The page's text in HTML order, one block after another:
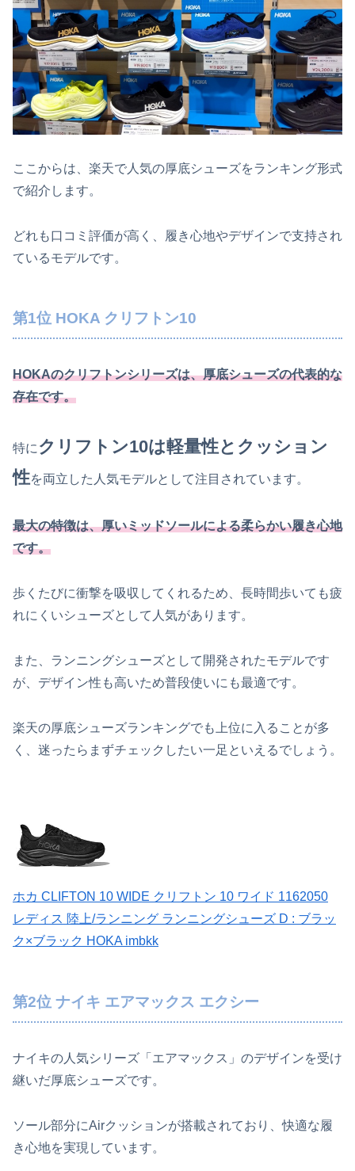
ここからは、楽天で人気の厚底シューズをランキング形式
で紹介します。
どれも口コミ評価が高く、履き心地やデザインで支持され
ているモデルです。
第1位 HOKA クリフトン10
HOKAのクリフトンシリーズは、厚底シューズの代表的な
存在です。
特に クリフトン10は軽量性とクッション
性を両立した人気モデルとして注目されています。
最大の特徴は、厚いミッドソールによる柔らかい履き心地
です。
歩くたびに衝撃を吸収してくれるため、長時間歩いても疲
れにくいシューズとして人気があります。
また、ランニングシューズとして開発されたモデルです
が、デザイン性も高いため普段使いにも最適です。
楽天の厚底シューズランキングでも上位に入ることが多
く、迷ったらまずチェックしたい一足といえるでしょう。
ホカ CLIFTON 10 WIDE クリフトン 10 ワイド 1162050
レディス 陸上/ランニング ランニングシューズ D : ブラッ
ク×ブラック HOKA imbkk
第2位 ナイキ エアマックス エクシー
ナイキの人気シリーズ「エアマックス」のデザインを受け
継いだ厚底シューズです。
ソール部分にAirクッションが搭載されており、快適な履
き心地を実現しています。